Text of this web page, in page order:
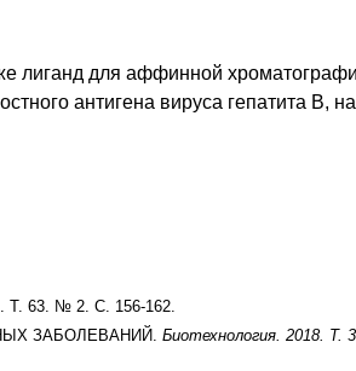
лиганд для аффинной
антигена вируса гепатита В,
Т. 63. № 2. С. 156-162.
ЗАБОЛЕВАНИЙ. Биотехнология. 2018. Т.